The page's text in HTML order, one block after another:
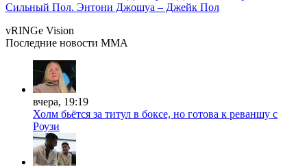
Сильный Пол. Энтони Джошуа – Джейк Пол
vRINGe Vision
Последние новости MMA
вчера, 19:19
Холм бьётся за титул в боксе, но готова к реваншу с
Роузи